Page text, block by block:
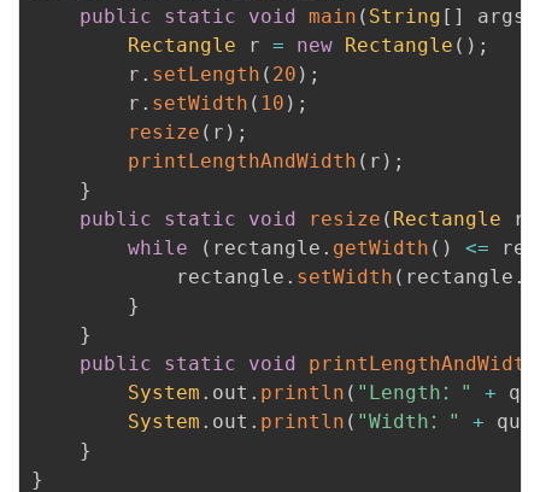
public
static void main ( String [ ] args
Rectangle r = new Rectangle ( ) ;
        r
. setLength ( 20 ) ;
        r
. setWidth ( 10 ) ;
resize ( r ) ;
printLengthAndWidth ( r ) ;
}
public
static void resize ( Rectangle
while
( rectangle . getWidth ( ) <=
            rectangle
. setWidth ( rectangle .
}
}
public
static void printLengthAndWidth
System . out . println ( "Length：" +
System . out . println ( "Width：" +
}
}